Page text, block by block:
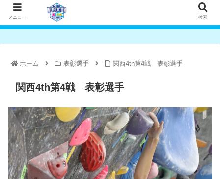
ホーム 表彰選手 関西4th第4戦 表彰選手
関西4th第4戦 表彰選手
メニュー 検索